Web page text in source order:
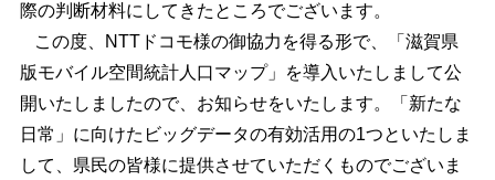
際の判断材料にしてきたところでございます。
この度、NTTドコモ様の御協力を得る形で、「滋賀県
版モバイル空間統計人口マップ」を導入いたしまして公
開いたしましたので、お知らせをいたします。「新たな
日常」に向けたビッグデータの有効活用の1つといたしま
して、県民の皆様に提供させていただくものでございま